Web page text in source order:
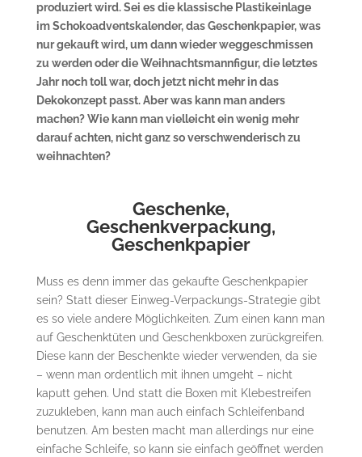
produziert wird. Sei es die klassische Plastikeinlage
im Schokoadventskalender, das Geschenkpapier, was
nur gekauft wird, um dann wieder weggeschmissen
zu werden oder die Weihnachtsmannfigur, die letztes
Jahr noch toll war, doch jetzt nicht mehr in das
Dekokonzept passt. Aber was kann man anders
machen? Wie kann man vielleicht ein wenig mehr
darauf achten, nicht ganz so verschwenderisch zu
weihnachten?
Geschenke,
Geschenkverpackung,
Geschenkpapier
Muss es denn immer das gekaufte Geschenkpapier
sein? Statt dieser Einweg-Verpackungs-Strategie gibt
es so viele andere Möglichkeiten. Zum einen kann man
auf Geschenktüten und Geschenkboxen zurückgreifen.
Diese kann der Beschenkte wieder verwenden, da sie
– wenn man ordentlich mit ihnen umgeht – nicht
kaputt gehen. Und statt die Boxen mit Klebestreifen
zuzukleben, kann man auch einfach Schleifenband
benutzen. Am besten macht man allerdings nur eine
einfache Schleife, so kann sie einfach geöffnet werden